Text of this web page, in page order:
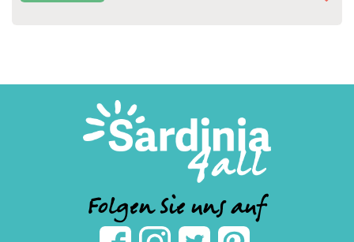
Folgen Sie uns auf